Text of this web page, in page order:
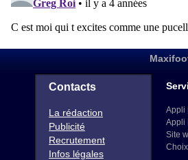
Contacts
La rédaction
Publicité
Recrutement
Infos légales
Appli
Appli
Site